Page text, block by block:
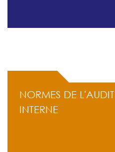
NORMES DE L'AUDIT
INTERNE